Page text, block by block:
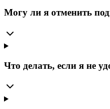
Могу ли я отменить
Что делать, если я не